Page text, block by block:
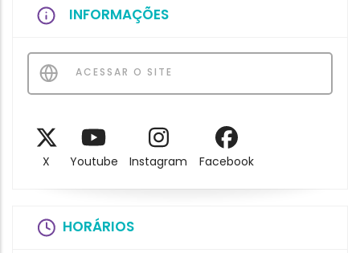
INFORMAÇÕES
ACESSAR O SITE
X Youtube Instagram Facebook
HORÁRIOS